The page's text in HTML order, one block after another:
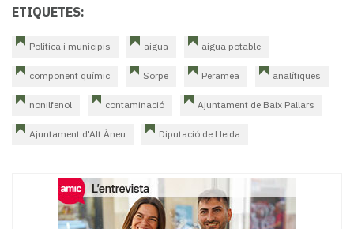
ETIQUETES:
Política i municipis aigua aigua potable
component químic Sorpe Peramea analítiques
nonilfenol contaminació Ajuntament de Baix Pallars
Ajuntament d'Alt Àneu Diputació de Lleida